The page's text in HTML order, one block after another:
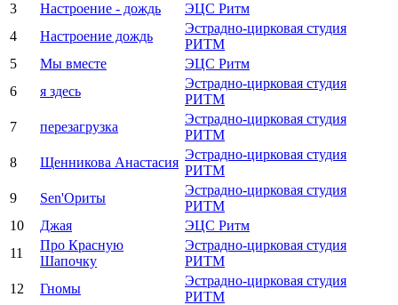
3
Настроение - дождь
ЭЦС Ритм
4
Настроение дождь
Эстрадно-цирковая студия
РИТМ
5
Мы вместе
ЭЦС Ритм
6
я здесь
Эстрадно-цирковая студия
РИТМ
7
перезагрузка
Эстрадно-цирковая студия
РИТМ
8
Щенникова Анастасия
Эстрадно-цирковая студия
РИТМ
9
Sen'Ориты
Эстрадно-цирковая студия
РИТМ
10
Джая
ЭЦС Ритм
11
Про Красную
Шапочку
Эстрадно-цирковая студия
РИТМ
12
Гномы
Эстрадно-цирковая студия
РИТМ